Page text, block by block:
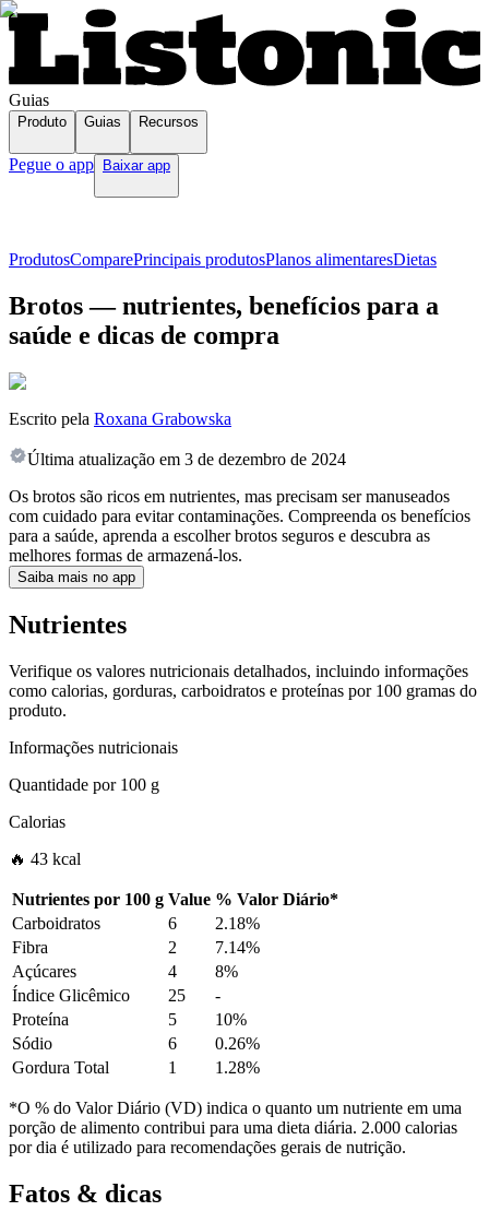
Guias
Produto Guias Recursos
Pegue o app Baixar app
ProdutosComparePrincipais produtosPlanos alimentaresDietas
Brotos — nutrientes, benefícios para a
saúde e dicas de compra
Escrito pela Roxana Grabowska
Última atualização em 3 de dezembro de 2024
Os brotos são ricos em nutrientes, mas precisam ser manuseados
com cuidado para evitar contaminações. Compreenda os benefícios
para a saúde, aprenda a escolher brotos seguros e descubra as
melhores formas de armazená-los.
Saiba mais no app
Nutrientes
Verifique os valores nutricionais detalhados, incluindo informações
como calorias, gorduras, carboidratos e proteínas por 100 gramas do
produto.
Informações nutricionais
Quantidade por100 g
Calorias
🔥 43 kcal
Nutrientes por 100 g Value % Valor Diário*
Carboidratos
6
2.18%
Fibra
2
7.14%
Açúcares
4
8%
Índice Glicêmico
25
-
Proteína
5
10%
Sódio
6
0.26%
Gordura Total
1 1.28%
*O % do Valor Diário (VD) indica o quanto um nutriente em uma
porção de alimento contribui para uma dieta diária. 2.000 calorias
por dia é utilizado para recomendações gerais de nutrição.
Fatos & dicas